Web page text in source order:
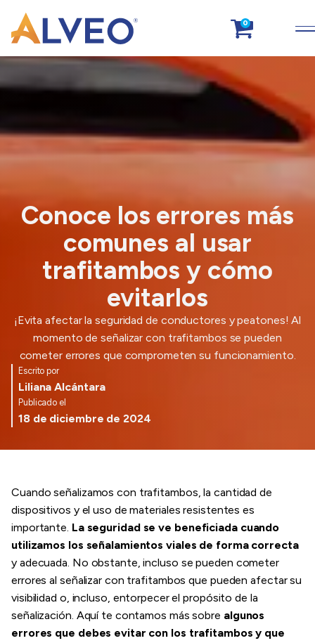
0
Conoce los errores más
comunes al usar
trafitambos y cómo
evitarlos
¡Evita afectar la seguridad de conductores y peatones! Al
momento de señalizar con trafitambos se pueden
cometer errores que comprometen su funcionamiento.
Escrito por
Liliana Alcántara
Publicado el
18 de diciembre de 2024
Cuando señalizamos con trafitambos, la cantidad de
dispositivos y el uso de materiales resistentes es
importante. La seguridad se ve beneficiada cuando
utilizamos los señalamientos viales de forma correcta
y adecuada. No obstante, incluso se pueden cometer
errores al señalizar con trafitambos que pueden afectar su
visibilidad o, incluso, entorpecer el propósito de la
señalización. Aquí te contamos más sobre algunos
errores que debes evitar con los trafitambos y que